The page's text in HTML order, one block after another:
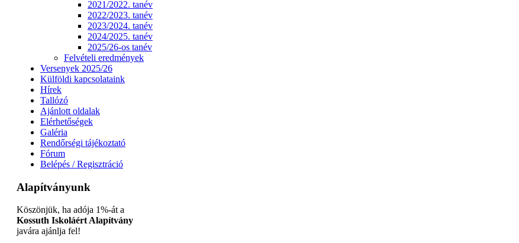
2021/2022. tanév
2022/2023. tanév
2023/2024. tanév
2024/2025. tanév
2025/26-os tanév
Felvételi eredmények
Versenyek 2025/26
Külföldi kapcsolataink
Hírek
Tallózó
Ajánlott oldalak
Elérhetőségek
Galéria
Rendőrségi tájékoztató
Fórum
Belépés / Regisztráció
Alapítványunk
Köszönjük, ha adója 1%-át a
Kossuth Iskoláért Alapítvány
javára ajánlja fel!